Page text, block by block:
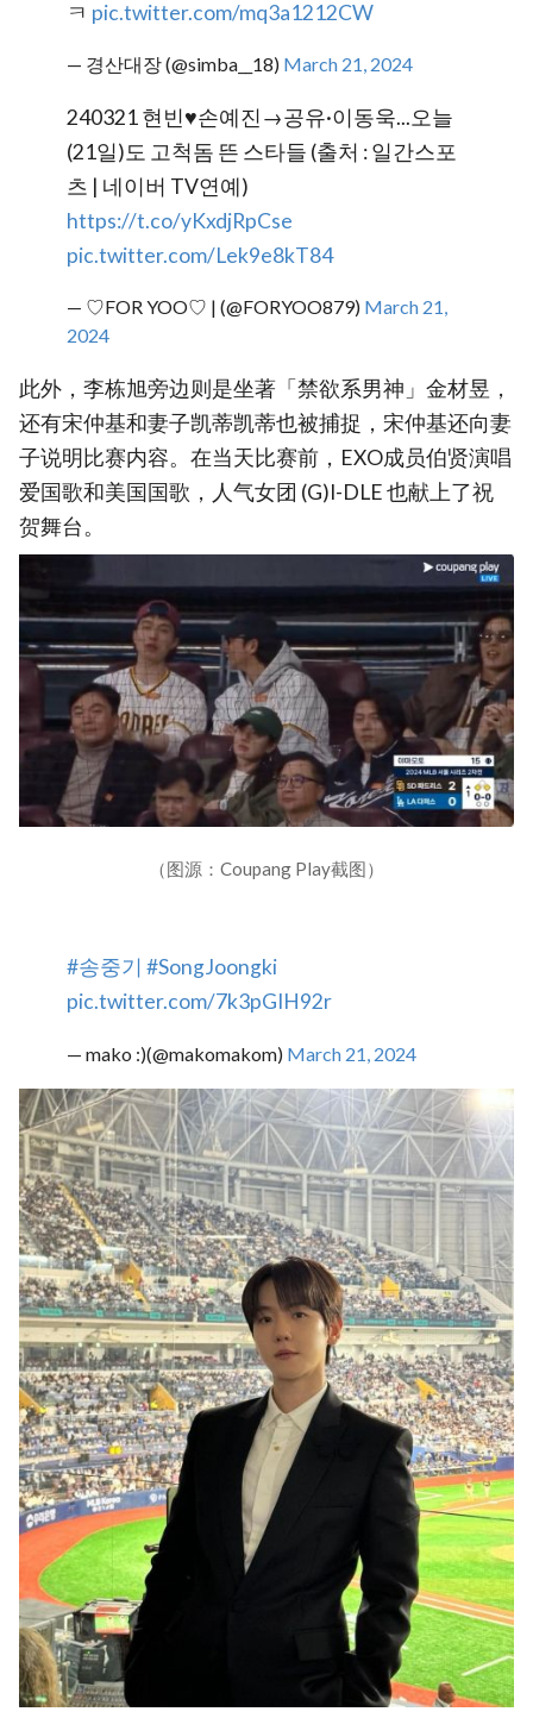
ㅋ pic.twitter.com/mq3a1212CW
— 경산대장 (@simba__18) March 21, 2024
240321 현빈♥손예진→공유·이동욱...오늘
(21일)도 고척돔 뜬 스타들 (출처 : 일간스포
츠 | 네이버 TV연예)
https://t.co/yKxdjRpCse
pic.twitter.com/Lek9e8kT84
— ♡FOR YOO♡ | (@FORYOO879) March 21,
2024
此外，李栋旭旁边则是坐著「禁欲系男神」金材昱，
还有宋仲基和妻子凯蒂凯蒂也被捕捉，宋仲基还向妻
子说明比赛内容。在当天比赛前，EXO成员伯贤演唱
爱国歌和美国国歌，人气女团 (G)I-DLE 也献上了祝
贺舞台。
（图源：Coupang Play截图）
#송중기 #SongJoongki
pic.twitter.com/7k3pGIH92r
— mako :)(@makomakom) March 21, 2024